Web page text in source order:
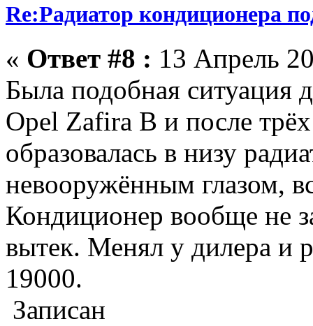
Re:Радиатор кондиционера
« Ответ #8 : 13 Апрель
Была подобная ситуация
Opel Zafira B и после
образовалась в низу
невооружённым глазом,
Кондиционер вообще не
вытек. Менял у дилера и
19000.
Записан